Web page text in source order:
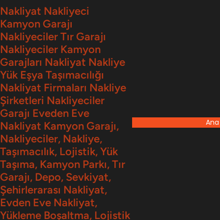
İçeriğe
geç
Nakliyat Nakliyeci
Kamyon Garajı
Nakliyeciler Tır Garajı
Nakliyeciler Kamyon
Garajları Nakliyat Nakliye
Yük Eşya Taşımacılığı
Nakliyat Firmaları Nakliye
Şirketleri Nakliyeciler
Garajı Eveden Eve
Nakliyat Kamyon Garajı,
Nakliyeciler, Nakliye,
Taşımacılık, Lojistik, Yük
Taşıma, Kamyon Parkı, Tır
Garajı, Depo, Sevkiyat,
Şehirlerarası Nakliyat,
Evden Eve Nakliyat,
Yükleme Boşaltma, Lojistik